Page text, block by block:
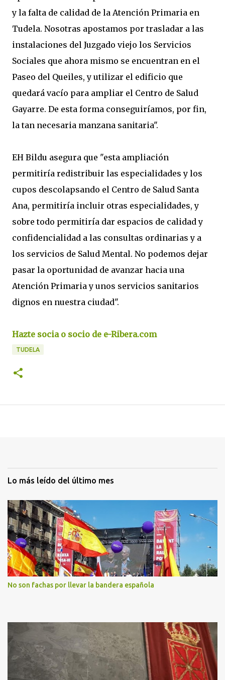
y la falta de calidad de la Atención Primaria en
Tudela. Nosotras apostamos por trasladar a las
instalaciones del Juzgado viejo los Servicios
Sociales que ahora mismo se encuentran en el
Paseo del Queiles, y utilizar el edificio que
quedará vacío para ampliar el Centro de Salud
Gayarre. De esta forma conseguiríamos, por fin,
la tan necesaria manzana sanitaria".
EH Bildu asegura que "esta ampliación
permitiría redistribuir las especialidades y los
cupos descolapsando el Centro de Salud Santa
Ana, permitiría incluir otras especialidades, y
sobre todo permitiría dar espacios de calidad y
confidencialidad a las consultas ordinarias y a
los servicios de Salud Mental. No podemos dejar
pasar la oportunidad de avanzar hacia una
Atención Primaria y unos servicios sanitarios
dignos en nuestra ciudad".
Hazte socia o socio de e-Ribera.com
TUDELA
Lo más leído del último mes
No son fachas por llevar la bandera española